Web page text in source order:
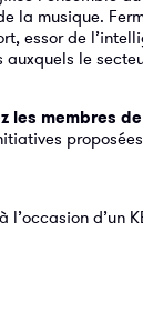
la musique.
essor de
le
les membres
d’un